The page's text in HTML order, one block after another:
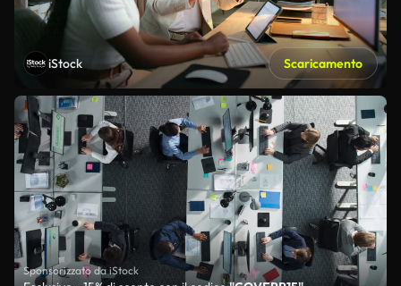
iStock Scaricamento
Sponsorizzato da iStock